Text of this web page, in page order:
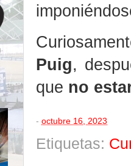
Puig,
que no
- octubre 16, 2023
Etiquetas: